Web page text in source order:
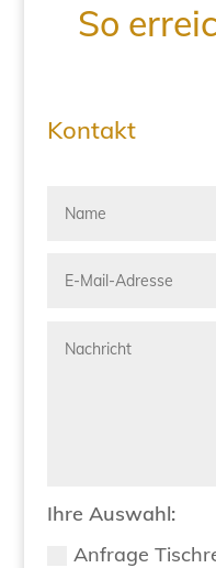
So
Kontakt
Ihre Auswahl:
Anfrage